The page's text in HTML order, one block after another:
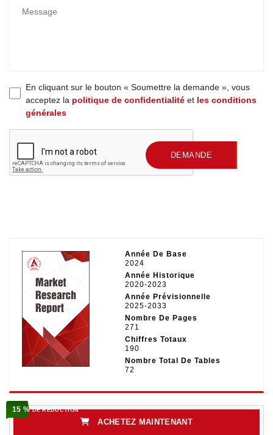
En cliquant sur le bouton « Soumettre la demande », vous
acceptez la politique de confidentialité et les conditions
générales
SOUMETTRE UNE DEMANDE
Année De Base
2024
Année Historique
2020-2023
Année Prévisionnelle
2025-2033
Nombre De Pages
271
Chiffres Totaux
190
Nombre Total De Tables
72
15 %DE RÉDUCTION
ACHETEZ MAINTENANT